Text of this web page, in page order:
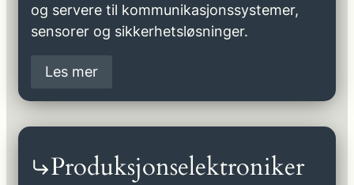
og servere til kommunikasjonssystemer,
sensorer og sikkerhetsløsninger.
Les mer
Produksjonselektroniker